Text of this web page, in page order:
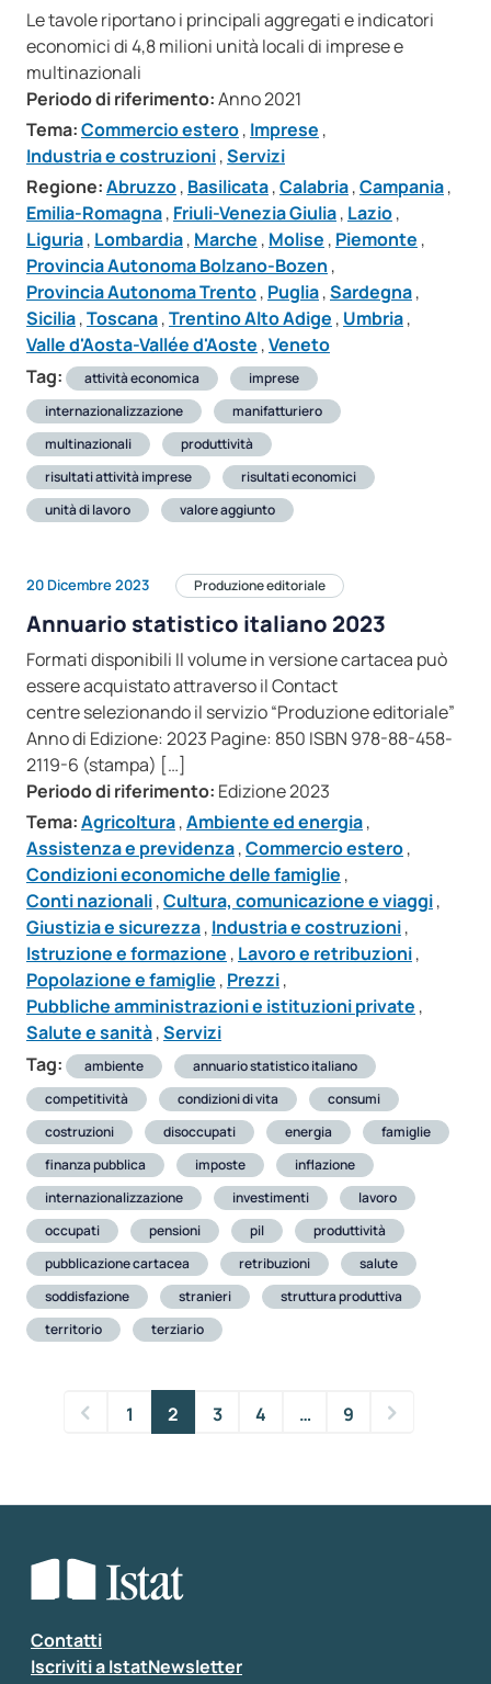
Le tavole riportano i principali aggregati e indicatori
economici di 4,8 milioni unità locali di imprese e
multinazionali
Periodo di riferimento:Anno 2021
Tema:Commercio estero, Imprese ,
Industria e costruzioni,Servizi
Regione:Abruzzo, Basilicata,Calabria,Campania,
Emilia-Romagna, Friuli-Venezia Giulia, Lazio,
Liguria, Lombardia, Marche , Molise , Piemonte ,
Provincia Autonoma Bolzano-Bozen ,
Provincia Autonoma Trento, Puglia,Sardegna,
Sicilia,Toscana,Trentino Alto Adige , Umbria,
Valle d'Aosta-Vallée d'Aoste ,Veneto
Tag:
attività economica
imprese
internazionalizzazione
manifatturiero
multinazionali
produttività
risultati attività imprese
risultati economici
unità di lavoro
valore aggiunto
20 Dicembre 2023 Produzione editoriale
Annuario statistico italiano 2023
Formati disponibili Il volume in versione cartacea può
essere acquistato attraverso il Contact
centre selezionando il servizio “Produzione editoriale”
Anno di Edizione: 2023 Pagine: 850 ISBN 978-88-458-
2119-6 (stampa) […]
Periodo di riferimento: Edizione 2023
Tema:Agricoltura,Ambiente ed energia,
Assistenza e previdenza,Commercio estero,
Condizioni economiche delle famiglie ,
Conti nazionali,Cultura, comunicazione e viaggi,
Giustizia e sicurezza, Industria e costruzioni,
Istruzione e formazione , Lavoro e retribuzioni,
Popolazione e famiglie , Prezzi,
Pubbliche amministrazioni e istituzioni private ,
Salute e sanità,Servizi
Tag:
ambiente
annuario statistico italiano
competitività
condizioni di vita
consumi
costruzioni
disoccupati energia
famiglie
finanza pubblica
imposte
inflazione
internazionalizzazione
investimenti
lavoro
occupati
pensioni pil
produttività
pubblicazione cartacea
retribuzioni
salute
soddisfazione
stranieri
struttura produttiva
territorio
terziario
1 2 3 4 … 9
Contatti
Iscriviti a IstatNewsletter